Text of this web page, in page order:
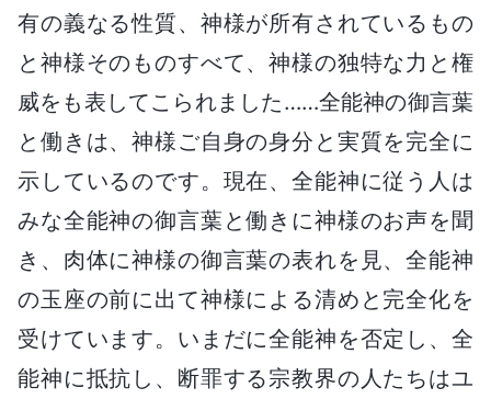
有の義なる性質、神様が所有されているもの
と神様そのものすべて、神様の独特な力と権
威をも表してこられました……全能神の御言葉
と働きは、神様ご自身の身分と実質を完全に
示しているのです。現在、全能神に従う人は
みな全能神の御言葉と働きに神様のお声を聞
き、肉体に神様の御言葉の表れを見、全能神
の玉座の前に出て神様による清めと完全化を
受けています。いまだに全能神を否定し、全
能神に抵抗し、断罪する宗教界の人たちはユ